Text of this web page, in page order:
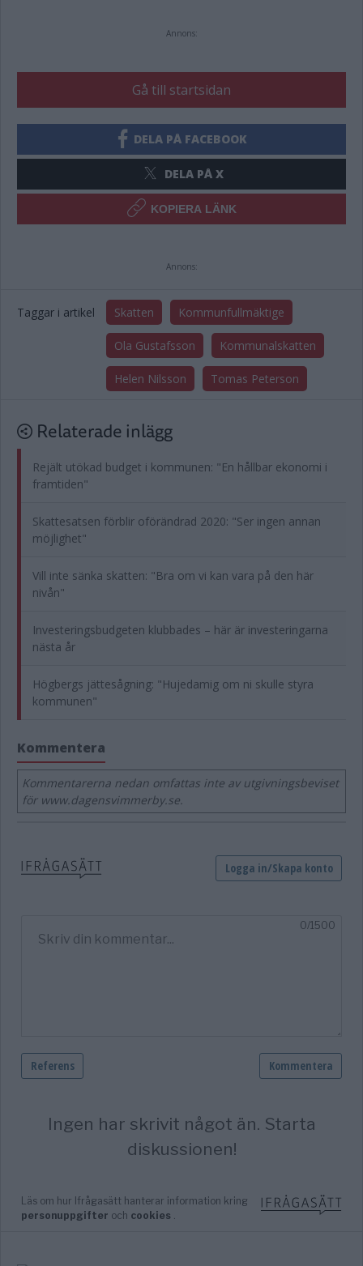
Annons:
Gå till startsidan
DELA PÅ FACEBOOK
DELA PÅ X
KOPIERA LÄNK
Annons:
Taggar i artikel Skatten Kommunfullmäktige
Ola Gustafsson Kommunalskatten
Helen Nilsson Tomas Peterson
Relaterade inlägg
Rejält utökad budget i kommunen: "En hållbar ekonomi i
framtiden"
Skattesatsen förblir oförändrad 2020: "Ser ingen annan
möjlighet"
Vill inte sänka skatten: "Bra om vi kan vara på den här
nivån"
Investeringsbudgeten klubbades – här är investeringarna
nästa år
Högbergs jättesågning: "Hujedamig om ni skulle styra
kommunen"
Kommentera
Kommentarerna nedan omfattas inte av utgivningsbeviset
för www.dagensvimmerby.se.